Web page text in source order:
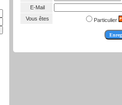
E-Mail
Vous êtes
Particulier